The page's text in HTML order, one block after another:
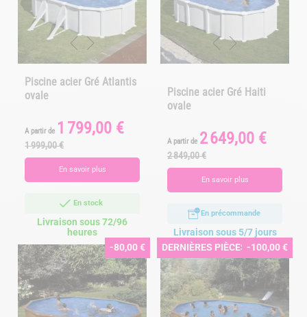
Piscine acier Gré Atlantis
ovale
A partir de Prix
1 799,00 €Prix
base
1 999,00 €
En savoir plus
En stock
Livraison sous 72/96
heures
Piscine acier Gré Haiti
ovale
A partir de Prix
2 649,00 €Prix
base
2 849,00 €
En savoir plus
En précommande
Livraison sous 5/7 jours
-80,00 € DERNIÈRES PIÈCES -100,00 €